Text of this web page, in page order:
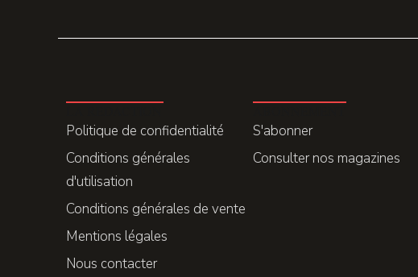
Politique de confidentialité
Conditions générales
d'utilisation
Conditions générales de vente
Mentions légales
Nous contacter
S'abonner
Consulter nos magazines